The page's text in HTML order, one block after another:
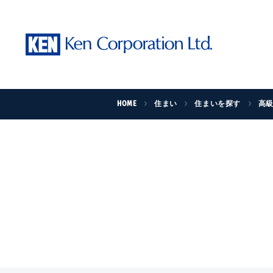
HOME 住まい 住まいを探す 高